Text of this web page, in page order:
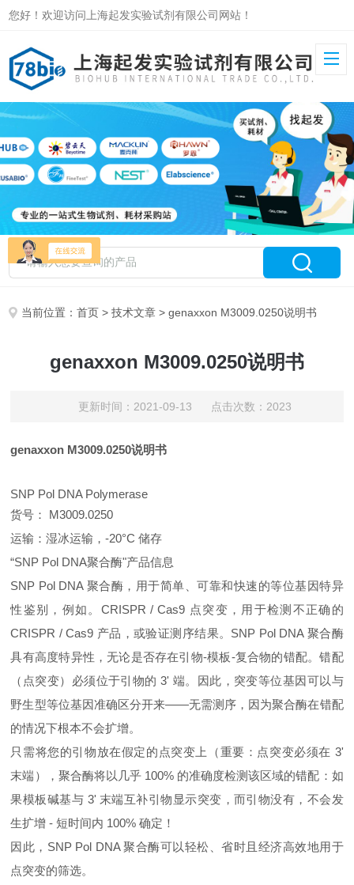
您好！欢迎访问上海起发实验试剂有限公司网站！
当前位置：首页 >技术文章 > genaxxon M3009.0250说明书
genaxxon M3009.0250说明书
更新时间：2021-09-13 点击次数：2023
genaxxon M3009.0250说明书
SNP Pol DNA Polymerase
货号： M3009.0250
运输：湿冰运输，-20°C 储存
“SNP Pol DNA聚合酶"产品信息
SNP Pol DNA 聚合酶，用于简单、可靠和快速的等位基因特异
性鉴别，例如。CRISPR / Cas9 点突变，用于检测不正确的
CRISPR / Cas9 产品，或验证测序结果。SNP Pol DNA 聚合酶
具有高度特异性，无论是否存在引物-模板-复合物的错配。错配
（点突变）必须位于引物的 3' 端。因此，突变等位基因可以与
野生型等位基因准确区分开来——无需测序，因为聚合酶在错配
的情况下根本不会扩增。
只需将您的引物放在假定的点突变上（重要：点突变必须在 3'
末端），聚合酶将以几乎 100% 的准确度检测该区域的错配：如
果模板碱基与 3' 末端互补引物显示突变，而引物没有，不会发
生扩增 - 短时间内 100% 确定！
因此，SNP Pol DNA 聚合酶可以轻松、省时且经济高效地用于
点突变的筛选。